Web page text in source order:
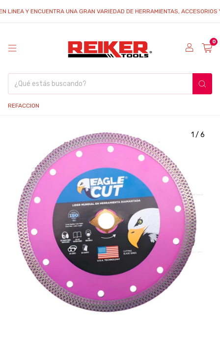
Y ENCUENTRA UNA GRAN VARIEDAD DE HERRAMIENTAS, ACCESORIOS Y
0
REFACCION
1 / 6